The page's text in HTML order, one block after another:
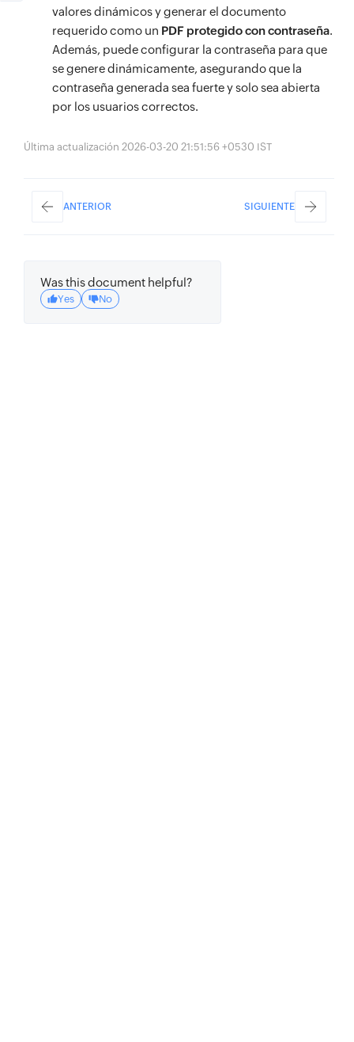
valores dinámicos y generar el documento
requerido como un PDF protegido con contraseña.
Además, puede configurar la contraseña para que
se genere dinámicamente, asegurando que la
contraseña generada sea fuerte y solo sea abierta
por los usuarios correctos.
Última actualización 2026-03-20 21:51:56 +0530 IST
ANTERIOR SIGUIENTE
Was this document helpful?
Yes No